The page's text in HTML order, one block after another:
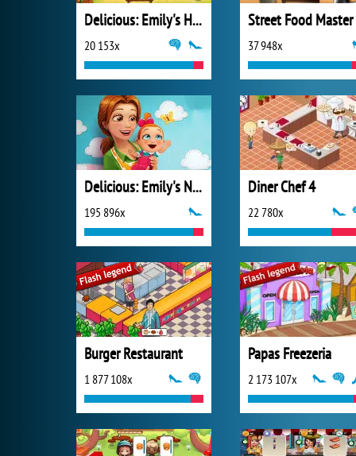
Delicious: Emily's Home Sweet Home
20 153x 37 948x
Delicious: Emily's New Beginning
195 896x
Diner Chef 4
22 780x
Burger Restaurant
1 877 108x
Papas Freezeria
2 173 107x